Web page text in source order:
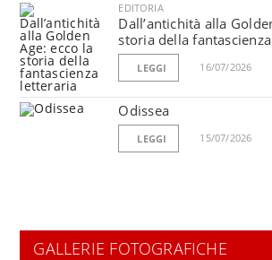
EDITORIA
Dall’antichità alla
storia della
LEGGI 16/07/2026
Odissea
LEGGI 15/07/2026
GALLERIE FOTOGRAFICHE